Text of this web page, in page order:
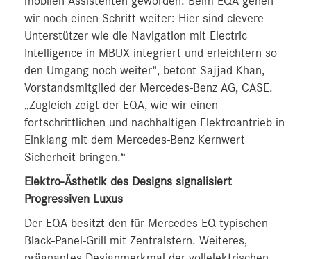
wir noch einen Schritt weiter: Hier sind clevere
Unterstützer wie die Navigation mit Electric
Intelligence in MBUX integriert und erleichtern so
den Umgang noch weiter“, betont Sajjad Khan,
Vorstandsmitglied der Mercedes-Benz AG, CASE.
„Zugleich zeigt der EQA, wie wir einen
fortschrittlichen und nachhaltigen Elektroantrieb in
Einklang mit dem Mercedes-Benz Kernwert
Sicherheit bringen.“
Elektro-Ästhetik des Designs signalisiert
Progressiven Luxus
Der EQA besitzt den für Mercedes-EQ typischen
Black-Panel-Grill mit Zentralstern. Weiteres,